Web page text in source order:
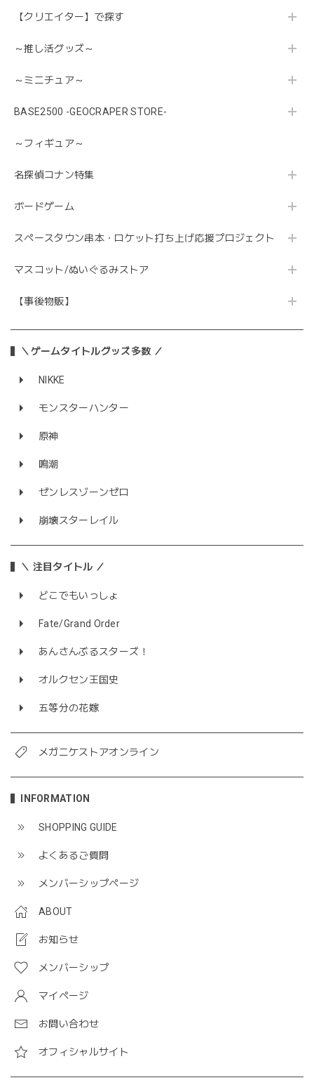
【クリエイター】で探す
～推し活グッズ～
～ミニチュア～
BASE2500 -GEOCRAPER STORE-
～フィギュア～
名探偵コナン特集
ボードゲーム
スペースタウン串本・ロケット打ち上げ応援プロジェクト
マスコット/ぬいぐるみストア
【事後物販】
＼ゲームタイトルグッズ多数 ／
NIKKE
モンスターハンター
原神
鳴潮
ゼンレスゾーンゼロ
崩壊スターレイル
＼ 注目タイトル ／
どこでもいっしょ
Fate/Grand Order
あんさんぶるスターズ！
オルクセン王国史
五等分の花嫁
メガニケストアオンライン
INFORMATION
SHOPPING GUIDE
よくあるご質問
メンバーシップページ
ABOUT
お知らせ
メンバーシップ
マイページ
お問い合わせ
オフィシャルサイト